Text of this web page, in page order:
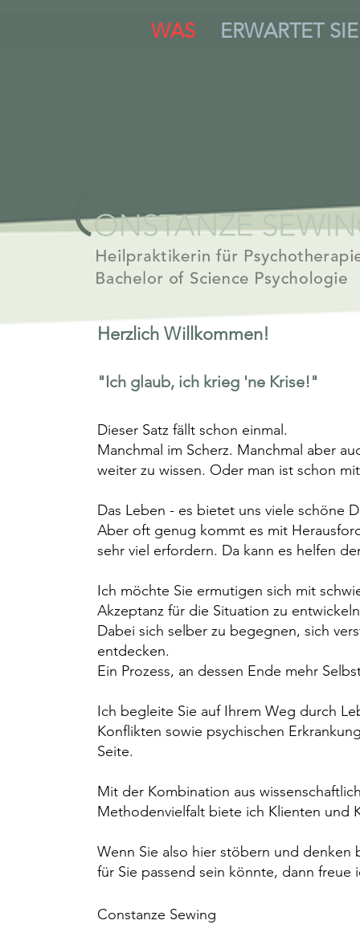
WAS ERWARTET SIE
Herzlich Willkommen!
"Ich glaub, ich krieg 'ne Krise!"
Dieser Satz fällt schon einmal.
Manchmal im Scherz. Manchmal aber
weiter zu wissen. Oder man ist schon
Das Leben - es bietet uns viele schöne
Aber oft genug kommt es mit
sehr viel erfordern. Da kann es helfen
Ich möchte Sie ermutigen sich mit
Akzeptanz für die Situation zu
Dabei sich selber zu begegnen, sich
entdecken.
Ein Prozess, an dessen Ende mehr
Ich begleite Sie auf Ihrem Weg durch
Konflikten sowie psychischen
Seite.
Mit der Kombination aus
Methodenvielfalt biete ich Klienten und
Wenn Sie also hier stöbern und
für Sie passend sein könnte, dann freue
Constanze Sewing